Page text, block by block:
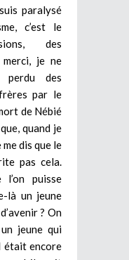
paralysé
c’est le
des
je ne
des
par le
de Nébié
quand je
dis que le
pas cela.
l’on puisse
là un jeune
? On
un jeune qui
était encore